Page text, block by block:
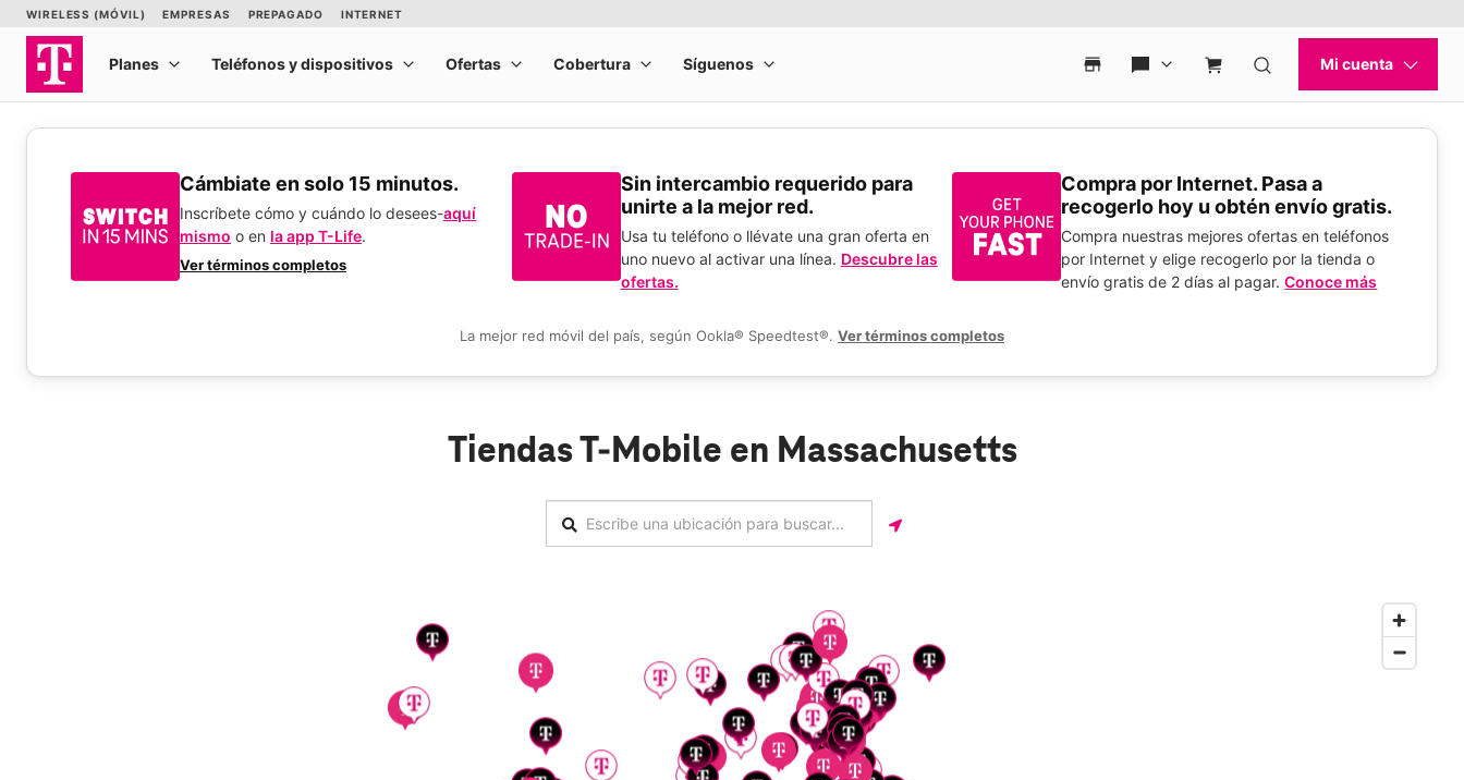
​​​​​​​Cámbiate en solo 15 minutos.
Inscríbete cómo y cuándo lo desees-aquí
mismo o en la app T-Life.
Ver términos completos
Sin intercambio requerido para
unirte a la mejor red.
Usa tu teléfono o llévate una gran oferta en
uno nuevo al activar una línea. Descubre las
ofertas.
Compra por Internet. Pasa a
recogerlo hoy u obtén envío gratis.
Compra nuestras mejores ofertas en teléfonos
por Internet y elige recogerlo por la tienda o
envío gratis de 2 días al pagar.Conoce más
La mejor red móvil del país, según Ookla® Speedtest®. Ver términos completos
Tiendas T-Mobile en Massachusetts